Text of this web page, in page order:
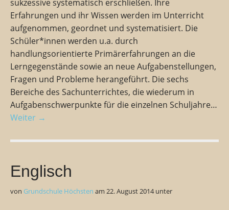
sukzessive systematisch erschließen. Ihre
Erfahrungen und ihr Wissen werden im Unterricht
aufgenommen, geordnet und systematisiert. Die
Schüler*innen werden u.a. durch
handlungsorientierte Primärerfahrungen an die
Lerngegenstände sowie an neue Aufgabenstellungen,
Fragen und Probleme herangeführt. Die sechs
Bereiche des Sachunterrichtes, die wiederum in
Aufgabenschwerpunkte für die einzelnen Schuljahre…
Weiter →
Englisch
von Grundschule Höchsten am 22. August 2014unter